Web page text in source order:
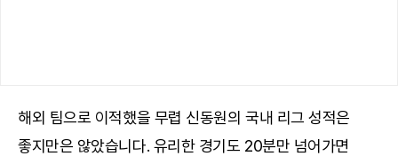
해외 팀으로 이적했을 무렵 신동원의 국내 리그 성적은
좋지만은 않았습니다. 유리한 경기도 20분만 넘어가면